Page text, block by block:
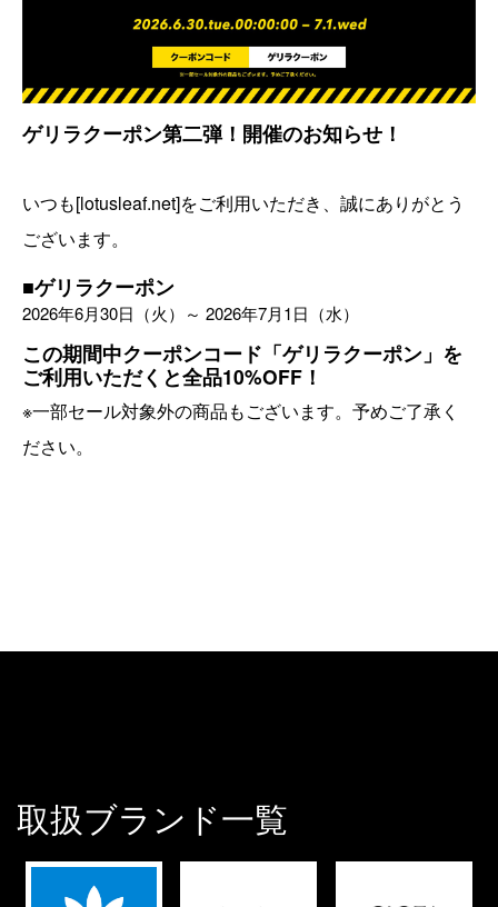
ゲリラクーポン第二弾！開催のお知らせ！
いつも[lotusleaf.net]をご利用いただき、誠にありがとう
ございます。
■ゲリラクーポン
2026年6月30日（火）～ 2026年7月1日（水）
この期間中クーポンコード「ゲリラクーポン 」を
ご利用いただくと全品10%OFF！
※一部セール対象外の商品もございます。予めご了承く
ださい。
取扱ブランド一覧